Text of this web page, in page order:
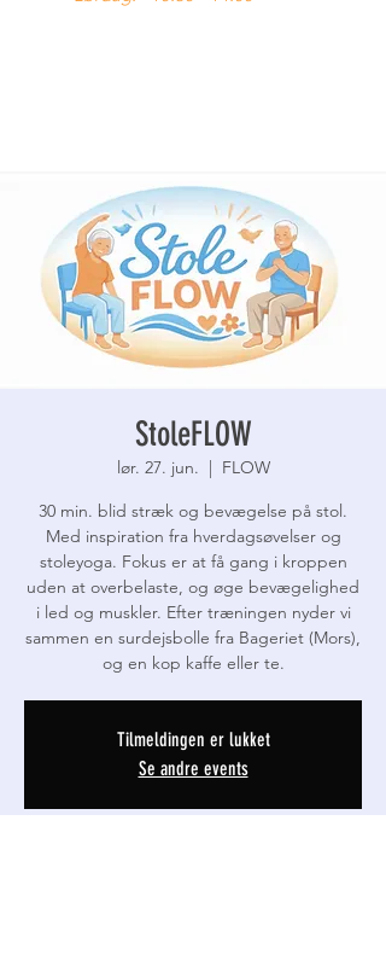
StoleFLOW
lør. 27. jun.
  |
FLOW
30 min. blid stræk og bevægelse på stol.
Med inspiration fra hverdagsøvelser og
stoleyoga. Fokus er at få gang i kroppen
uden at overbelaste, og øge bevægelighed
i led og muskler. Efter træningen nyder vi
sammen en surdejsbolle fra Bageriet (Mors),
og en kop kaffe eller te.
Tilmeldingen er lukket
Se andre events